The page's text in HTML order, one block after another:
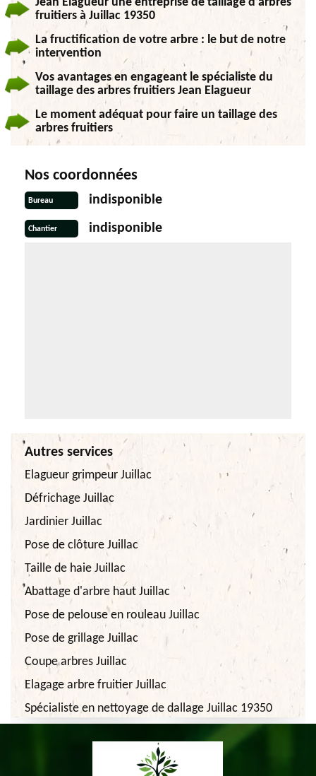
fruitiers à Juillac 19350
La fructification de votre arbre : le but de notre
intervention
Vos avantages en engageant le spécialiste du
taillage des arbres fruitiers Jean Elagueur
Le moment adéquat pour faire un taillage des
arbres fruitiers
Nos coordonnées
Bureau indisponible
Chantier indisponible
Autres services
Elagueur grimpeur Juillac
Défrichage Juillac
Jardinier Juillac
Pose de clôture Juillac
Taille de haie Juillac
Abattage d'arbre haut Juillac
Pose de pelouse en rouleau Juillac
Pose de grillage Juillac
Coupe arbres Juillac
Elagage arbre fruitier Juillac
Spécialiste en nettoyage de dallage Juillac 19350